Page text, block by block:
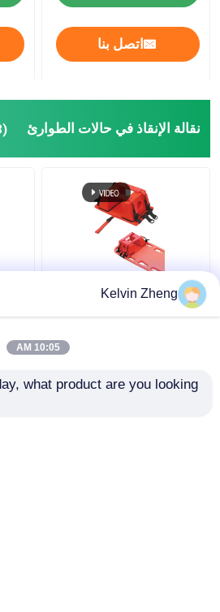
اتصل بنا
نقالة الإنقاذ في حالات الطوارئ (63)
Kelvin Zheng
10:05 AM
what product are you looking